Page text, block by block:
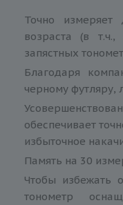
Точно измеряет
возраста (в
запястных
Благодаря
черному футляру,
обеспечивает
избыточное
Память на 30
Чтобы избежать
тонометр